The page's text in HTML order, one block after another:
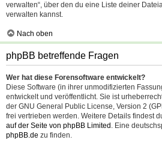
verwalten“, über den du eine Liste deiner
verwalten kannst.
Nach oben
phpBB betreffende Fragen
Wer hat diese Forensoftware entwickelt?
Diese Software (in ihrer unmodifizierten
entwickelt und veröffentlicht. Sie ist
der GNU General Public License, Version 2
frei vertrieben werden. Weitere Details findest
auf der Seite von phpBB Limited . Eine
phpBB.de zu finden.